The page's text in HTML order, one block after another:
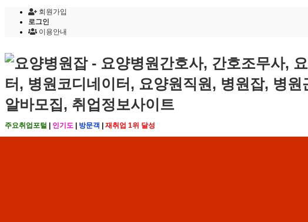
회원가입
로그인
이용안내
주요취업포털 인기도 방문객 재취업 1위 달성